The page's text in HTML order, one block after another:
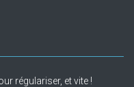
régulariser, et vite !